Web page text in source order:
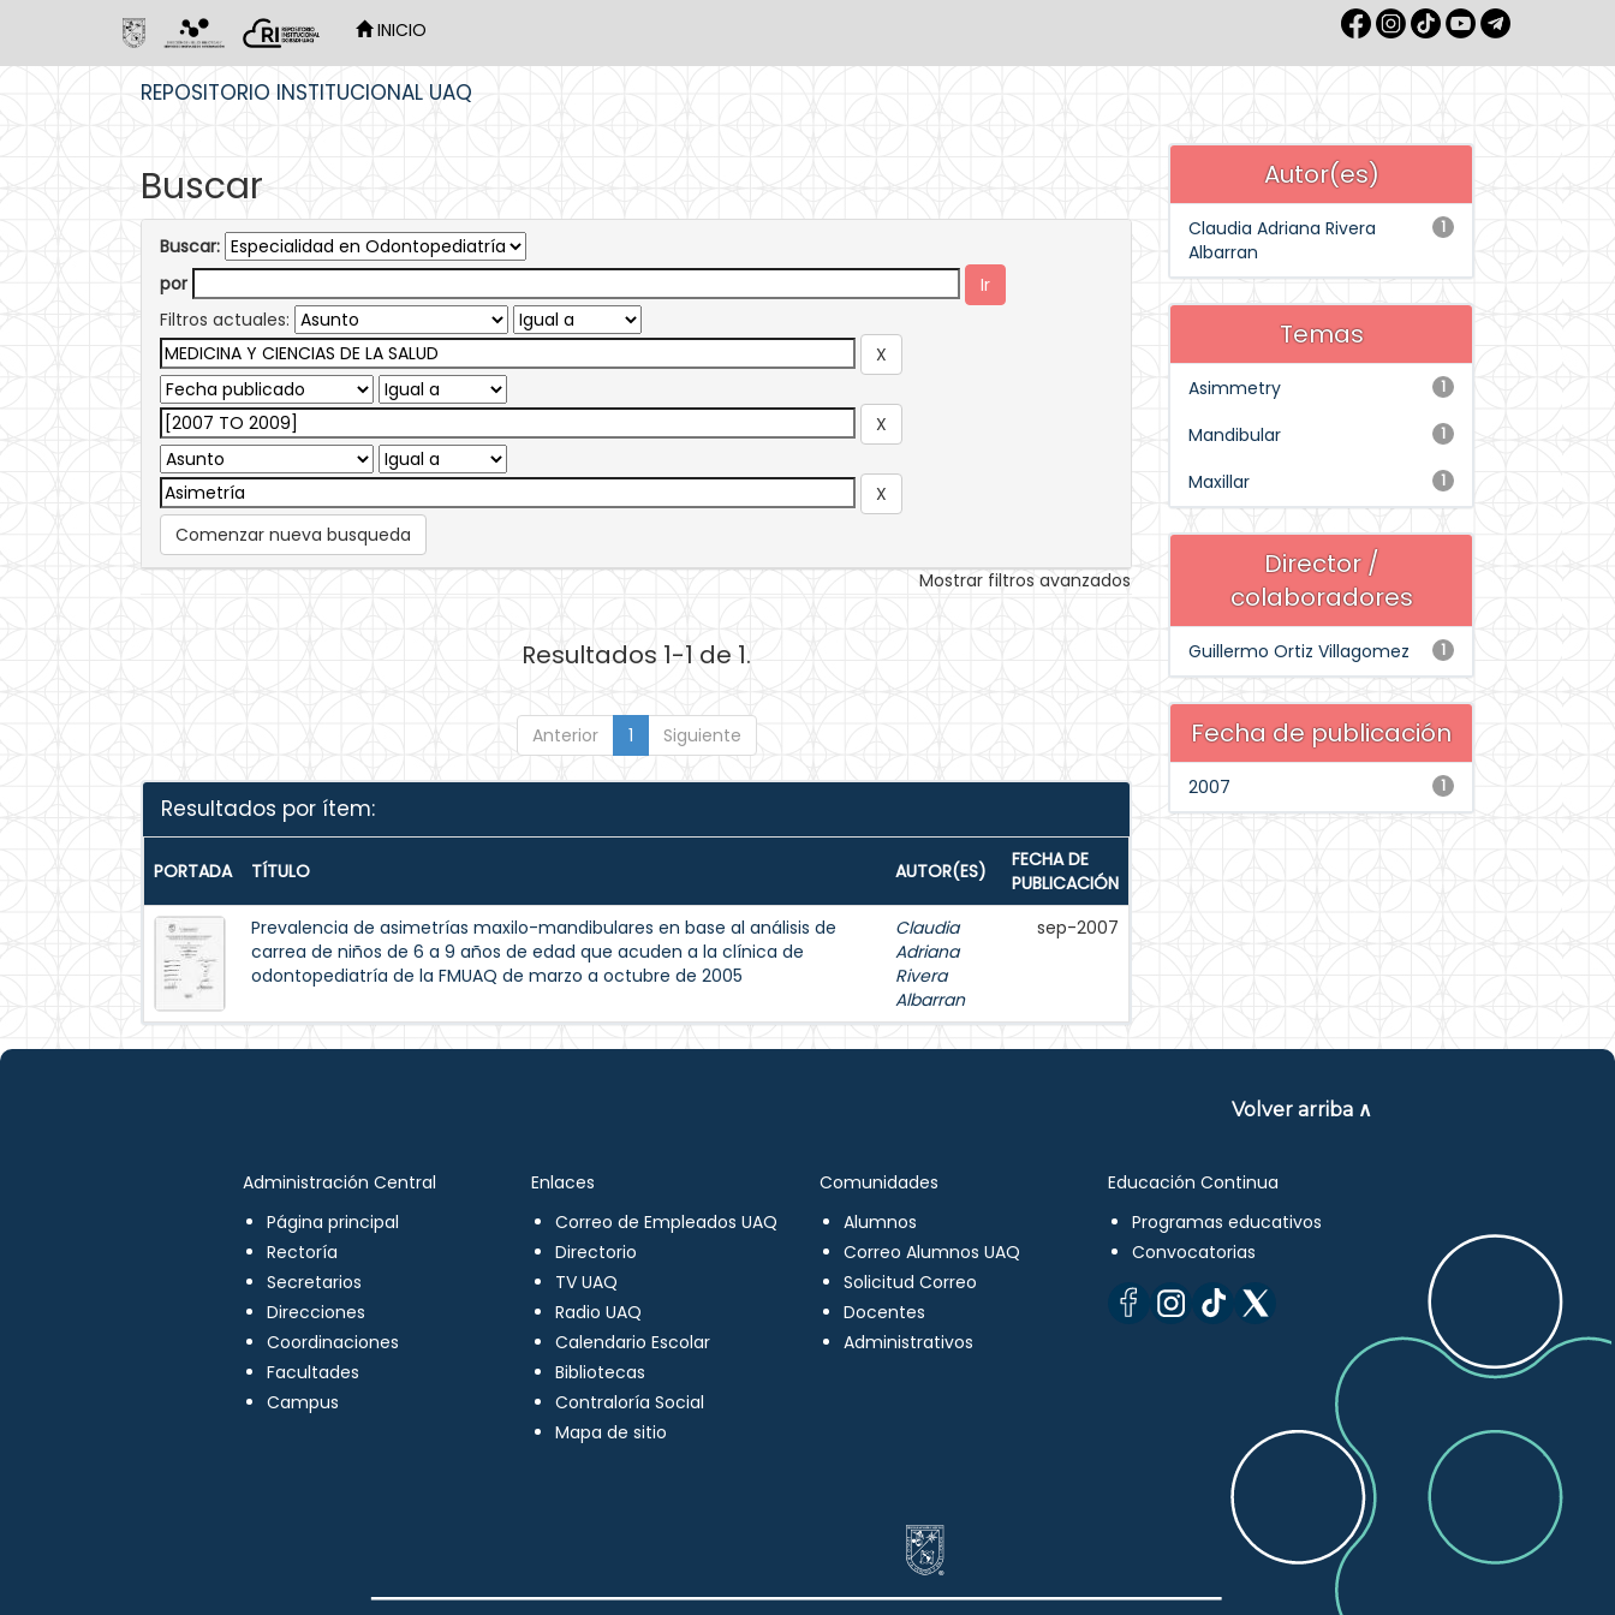
INICIO
REPOSITORIO INSTITUCIONAL UAQ
Buscar
Buscar:
por
Filtros actuales:
Comenzar nueva busqueda
Mostrar filtros avanzados
Resultados 1-1 de 1.
Anterior 1 Siguiente
Resultados por ítem:
PORTADA TÍTULO AUTOR(ES)
FECHA DE
PUBLICACIÓN
Prevalencia de asimetrías maxilo-mandibulares en base al análisis de
carrea de niños de 6 a 9 años de edad que acuden a la clínica de
odontopediatría de la FMUAQ de marzo a octubre de 2005
Claudia
Adriana
Rivera
Albarran
sep-2007
Autor(es)
1
Claudia Adriana Rivera
Albarran
Temas
1
Asimmetry
1
Mandibular
1
Maxillar
Director /
colaboradores
1
Guillermo Ortiz Villagomez
Fecha de publicación
1
2007
Volver arriba ∧
Administración Central
Página principal
Rectoría
Secretarios
Direcciones
Coordinaciones
Facultades
Campus
Enlaces
Correo de Empleados UAQ
Directorio
TV UAQ
Radio UAQ
Calendario Escolar
Bibliotecas
Contraloría Social
Mapa de sitio
Comunidades
Alumnos
Correo Alumnos UAQ
Solicitud Correo
Docentes
Administrativos
Educación Continua
Programas educativos
Convocatorias